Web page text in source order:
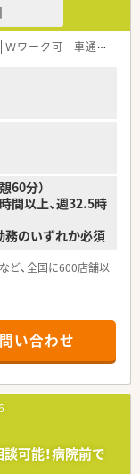
Ｗワーク可 車通勤可
60分）
間以上、週32.5時
務のいずれか必須
ど、全国に600店舗以
い合わせ
可能！病院前で